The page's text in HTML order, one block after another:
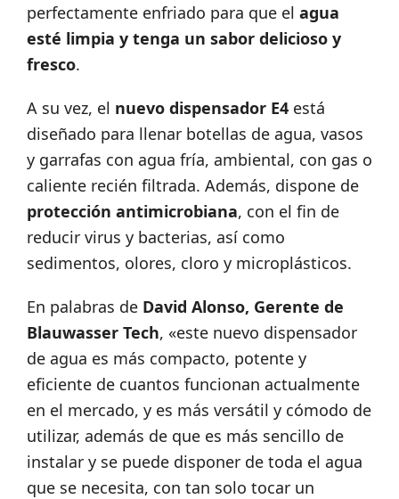
perfectamente enfriado para que el agua
esté limpia y tenga un sabor delicioso y
fresco.
A su vez, el nuevo dispensador E4 está
diseñado para llenar botellas de agua, vasos
y garrafas con agua fría, ambiental, con gas o
caliente recién filtrada. Además, dispone de
protección antimicrobiana, con el fin de
reducir virus y bacterias, así como
sedimentos, olores, cloro y microplásticos.
En palabras de David Alonso, Gerente de
Blauwasser Tech, «este nuevo dispensador
de agua es más compacto, potente y
eficiente de cuantos funcionan actualmente
en el mercado, y es más versátil y cómodo de
utilizar, además de que es más sencillo de
instalar y se puede disponer de toda el agua
que se necesita, con tan solo tocar un